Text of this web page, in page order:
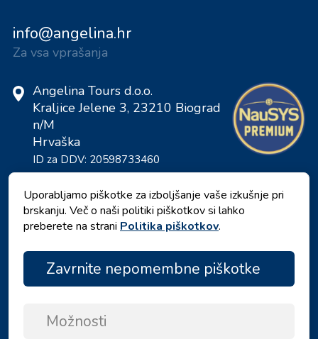
info@angelina.hr
Za vsa vprašanja
Angelina Tours d.o.o.
Kraljice Jelene 3, 23210 Biograd
n/M
Hrvaška
ID za DDV: 20598733460
ID: HR-AB-23-060130534, MB:
0650676
Uporabljamo piškotke za izboljšanje vaše izkušnje pri
brskanju. Več o naši politiki piškotkov si lahko
preberete na strani Politika piškotkov.
Zavrnite nepomembne piškotke
Možnosti